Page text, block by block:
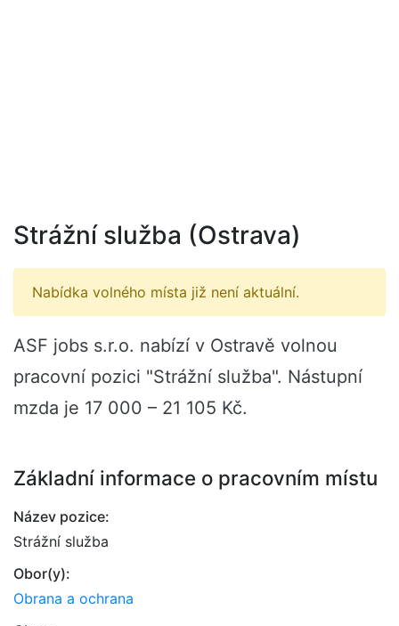
Strážní služba (Ostrava)
Nabídka volného místa již není aktuální.
ASF jobs s.r.o. nabízí v Ostravě volnou
pracovní pozici "Strážní služba". Nástupní
mzda je 17 000 – 21 105 Kč.
Základní informace o pracovním místu
Název pozice:
Strážní služba
Obor(y):
Obrana a ochrana